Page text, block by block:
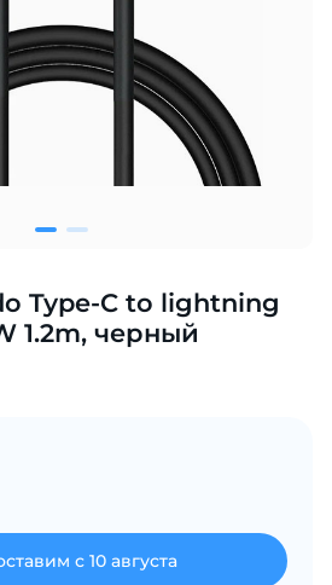
Type-C to lightning
1.2m, черный
с 10 августа
только
банка
2 недели